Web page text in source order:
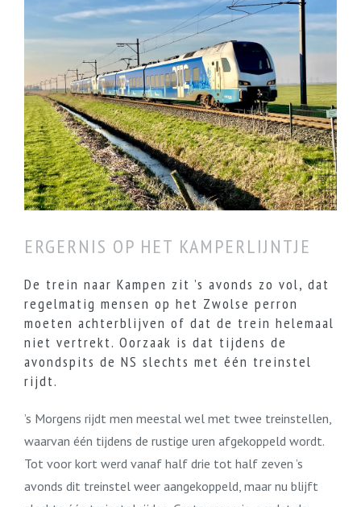
Zwolle maart 2025
ERGERNIS OP HET KAMPERLIJNTJE
De trein naar Kampen zit ’s avonds zo vol, dat
regelmatig mensen op het Zwolse perron
moeten achterblijven of dat de trein helemaal
niet vertrekt. Oorzaak is dat tijdens de
avondspits de NS slechts met één treinstel
rijdt.
’s Morgens rijdt men meestal wel met twee treinstellen,
waarvan één tijdens de rustige uren afgekoppeld wordt.
Tot voor kort werd vanaf half drie tot half zeven ’s
avonds dit treinstel weer aangekoppeld, maar nu blijft